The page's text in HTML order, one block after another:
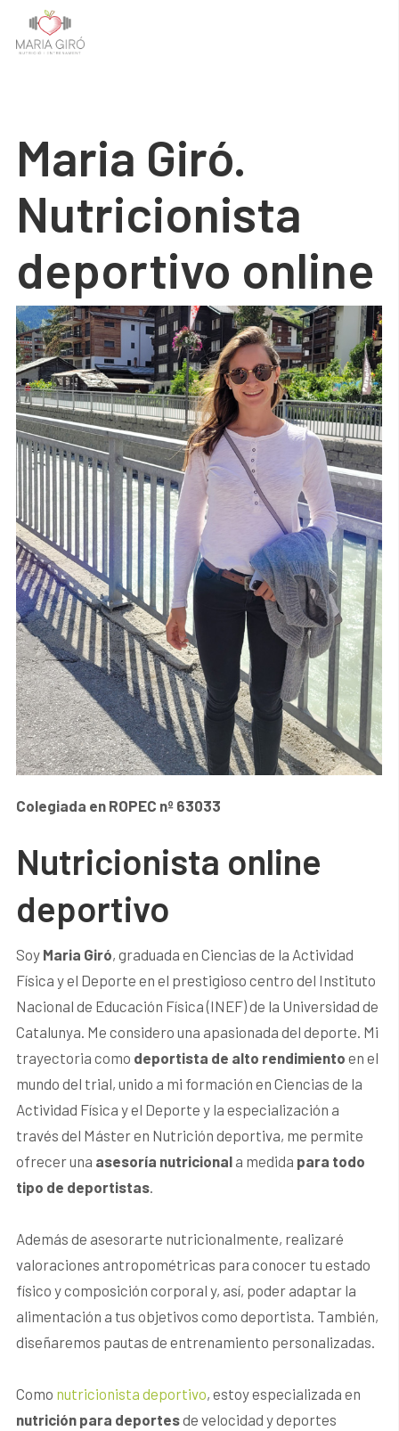
Maria Giró.
Nutricionista
deportivo online
Colegiada en ROPEC nº 63033
Nutricionista online
deportivo
Soy Maria Giró, graduada en Ciencias de la Actividad
Física y el Deporte en el prestigioso centro del Instituto
Nacional de Educación Física (INEF) de la Universidad de
Catalunya. Me considero una apasionada del deporte. Mi
trayectoria como deportista de alto rendimiento en el
mundo del trial, unido a mi formación en Ciencias de la
Actividad Física y el Deporte y la especialización a
través del Máster en Nutrición deportiva, me permite
ofrecer una asesoría nutricional a medida para todo
tipo de deportistas.
Además de asesorarte nutricionalmente, realizaré
valoraciones antropométricas para conocer tu estado
físico y composición corporal y, así, poder adaptar la
alimentación a tus objetivos como deportista. También,
diseñaremos pautas de entrenamiento personalizadas.
Como nutricionista deportivo, estoy especializada en
nutrición para deportesde velocidad y deportes